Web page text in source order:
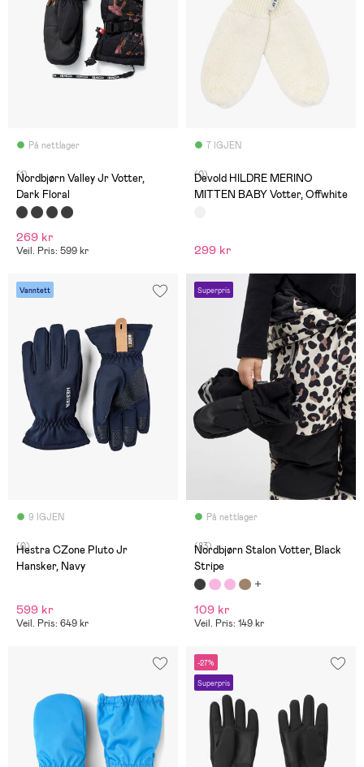
På nettlager
(1)
Nordbjørn Valley Jr Votter,
Dark Floral
269 kr
Veil. Pris: 599 kr
7 IGJEN
(0)
Devold HILDRE MERINO
MITTEN BABY Votter, Offwhite
299 kr
Vanntett
9 IGJEN
(0)
Hestra CZone Pluto Jr
Hansker, Navy
599 kr
Veil. Pris: 649 kr
Superpris
På nettlager
(83)
Nordbjørn Stalon Votter, Black
Stripe
109 kr
Veil. Pris: 149 kr
-27%
Superpris